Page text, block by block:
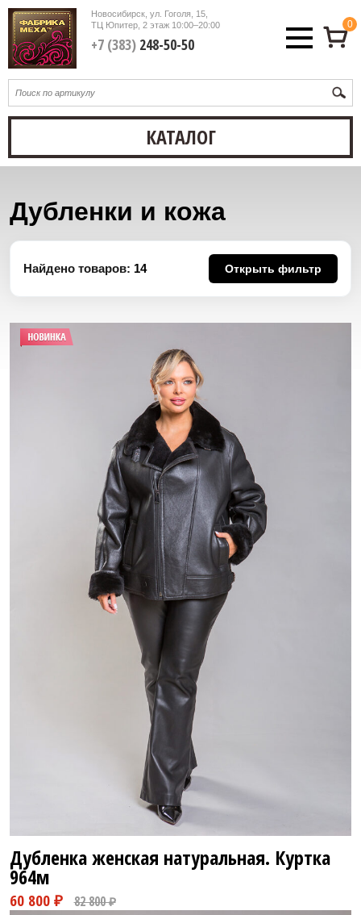
Новосибирск, ул. Гоголя, 15,
ТЦ Юпитер, 2 этаж10:00–20:00
+7 (383)248-50-50
0
КАТАЛОГ
Дубленки и кожа
Найдено товаров: 14 Открыть фильтр
Дубленка женская натуральная. Куртка
964м